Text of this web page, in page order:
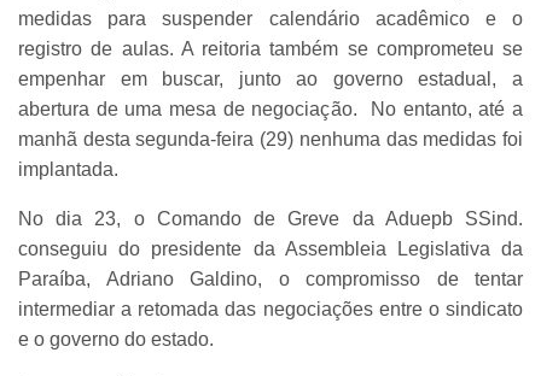
medidas para suspender calendário acadêmico e o
registro de aulas. A reitoria também se comprometeu se
empenhar em buscar, junto ao governo estadual, a
abertura de uma mesa de negociação. No entanto, até a
manhã desta segunda-feira (29) nenhuma das medidas foi
implantada.
No dia 23, o Comando de Greve da Aduepb SSind.
conseguiu do presidente da Assembleia Legislativa da
Paraíba, Adriano Galdino, o compromisso de tentar
intermediar a retomada das negociações entre o sindicato
e o governo do estado.